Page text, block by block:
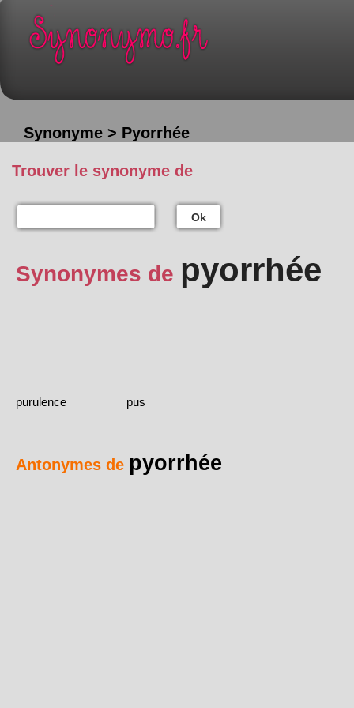
Synonyme > Pyorrhée
Trouver le synonyme de
Ok
Synonymes de pyorrhée
purulence pus
Antonymes de pyorrhée